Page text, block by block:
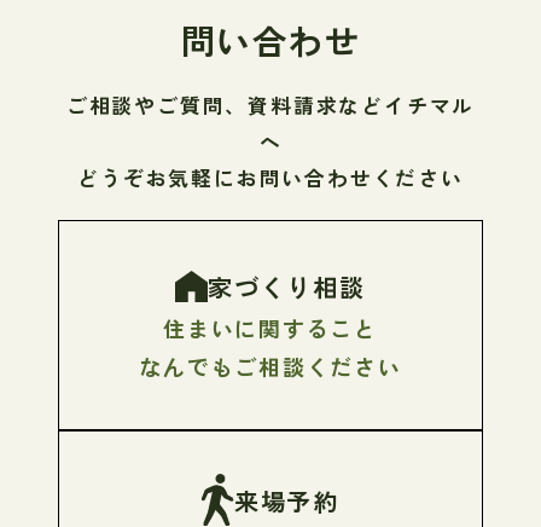
問い合わせ
ご相談やご質問、資料請求などイチマル
へ
どうぞお気軽にお問い合わせください
家づくり相談
住まいに関すること
なんでもご相談ください
来場予約